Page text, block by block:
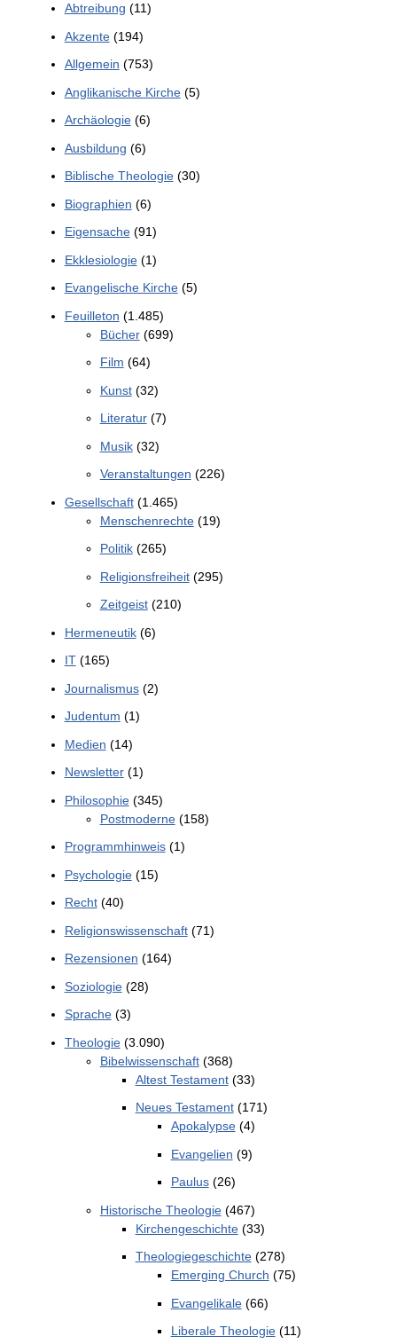
Abtreibung (11)
Akzente(194)
Allgemein (753)
Anglikanische Kirche(5)
Archäologie(6)
Ausbildung (6)
Biblische Theologie(30)
Biographien (6)
Eigensache(91)
Ekklesiologie(1)
Evangelische Kirche(5)
Feuilleton (1.485)
Bücher(699)
Film (64)
Kunst(32)
Literatur(7)
Musik(32)
Veranstaltungen (226)
Gesellschaft(1.465)
Menschenrechte(19)
Politik(265)
Religionsfreiheit(295)
Zeitgeist(210)
Hermeneutik(6)
IT(165)
Journalismus(2)
Judentum (1)
Medien (14)
Newsletter(1)
Philosophie(345)
Postmoderne(158)
Programmhinweis(1)
Psychologie(15)
Recht(40)
Religionswissenschaft(71)
Rezensionen (164)
Soziologie(28)
Sprache(3)
Theologie(3.090)
Bibelwissenschaft(368)
Altest Testament(33)
Neues Testament(171)
Apokalypse(4)
Evangelien (9)
Paulus(26)
Historische Theologie(467)
Kirchengeschichte(33)
Theologiegeschichte(278)
Emerging Church (75)
Evangelikale(66)
Liberale Theologie(11)